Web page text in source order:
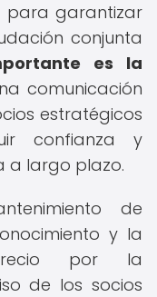
para garantizar
conjunta
es la
comunicación
estratégicos
confianza y
a largo plazo.
de
y la
por la
de los socios